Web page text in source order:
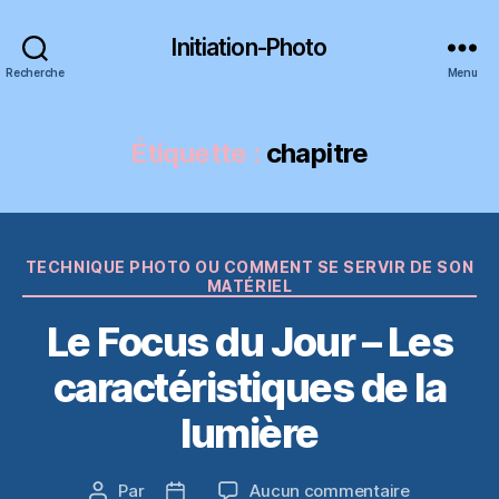
Recherche
Initiation-Photo
Menu
Étiquette : chapitre
Catégories
TECHNIQUE PHOTO OU COMMENT SE SERVIR DE SON
MATÉRIEL
Le Focus du Jour – Les
caractéristiques de la
lumière
Auteur
Par
Date
Aucun commentairesur